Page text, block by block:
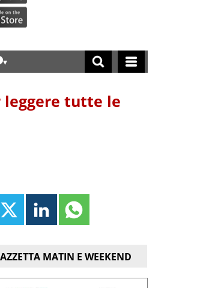
leggere tutte le
MATIN E WEEKEND